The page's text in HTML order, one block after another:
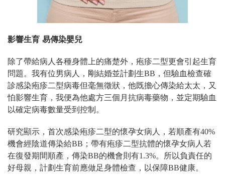
影響生育 易傳染嬰兒
除了帶給病人各種身體上的痛楚外，疱疹二型更會引起生育
問題。我有位男病人，剛結婚並計劃生BB，但驗血檢查確
診感染疱疹二型病毒但毫無徵狀，他既擔心傳染給太太，又
怕影響生育，我便為他處方三個月 抗病毒藥物，並定期驗血
以確定病毒數量受到控制。
研究顯示，首次感染疱疹二型的懷孕女病人，若順產有40%
機會經陰道傳染給BB ；帶有疱疹二型抗體的懷孕女病人若
在復發期間順產，傳染BB的機會則有1.3%。所以負責任的
好母親，計劃生育前應做足身體檢查，以保障BB健康。